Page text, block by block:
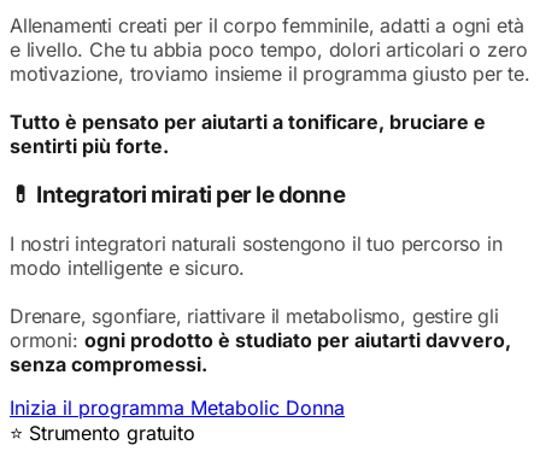
Allenamenti creati per il corpo femminile, adatti a ogni età
e livello. Che tu abbia poco tempo, dolori articolari o zero
motivazione, troviamo insieme il programma giusto per te.
Tutto è pensato per aiutarti a tonificare, bruciare e
sentirti più forte.
💊 Integratori mirati per le donne
I nostri integratori naturali sostengono il tuo percorso in
modo intelligente e sicuro.
Drenare, sgonfiare, riattivare il metabolismo, gestire gli
ormoni: ogni prodotto è studiato per aiutarti davvero,
senza compromessi.
Inizia il programma Metabolic Donna
⭐ Strumento gratuito